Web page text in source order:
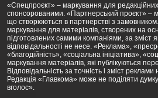
«Спецпроєкт» – маркування для редакційних
спонсорованими. «Партнерський проєкт» –
що створюються в партнерстві з
маркування для матеріалів, створених на
підготовлених самими компаніями, за зміст
відповідальності не несе. «Реклама»,
«благодійність», «соціальна ініціатива»,
маркування матеріалів, які публікуються
Відповідальність за точність і зміст
Редакція «Главкома» може не поділяти
вголос».